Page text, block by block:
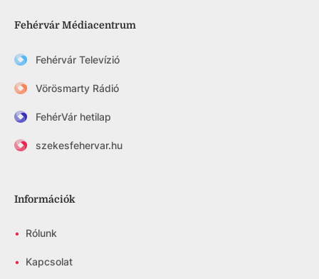
Fehérvár Médiacentrum
Fehérvár Televízió
Vörösmarty Rádió
FehérVár hetilap
szekesfehervar.hu
Információk
• Rólunk
• Kapcsolat